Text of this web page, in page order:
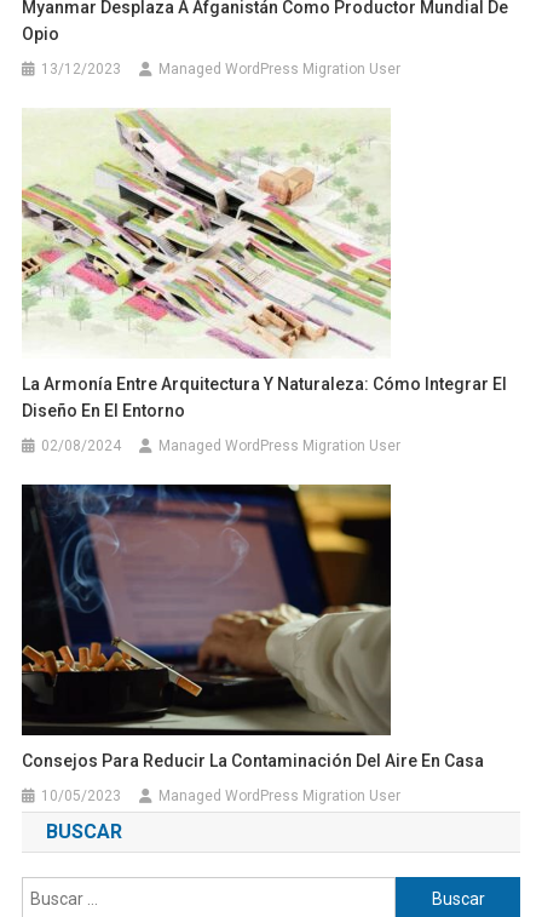
Myanmar Desplaza A Afganistán Como Productor Mundial De
Opio
13/12/2023 Managed WordPress Migration User
La Armonía Entre Arquitectura Y Naturaleza: Cómo Integrar El
Diseño En El Entorno
02/08/2024 Managed WordPress Migration User
Consejos Para Reducir La Contaminación Del Aire En Casa
10/05/2023 Managed WordPress Migration User
BUSCAR
Buscar: